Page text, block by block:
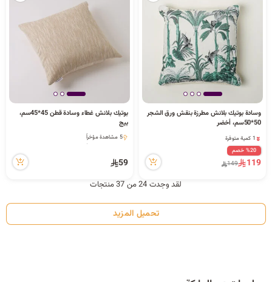
وسادة بوتيك بلانش مطرزة بنقش ورق الشجر
50*50سم، أخضر
1 كمية متوفرة
3 مشاهدة مؤخراً
1 كمية متوفرة
3 مشاهدة مؤخراً%20 خصم
119
149
بوتيك بلانش غطاء وسادة قطن 45*45سم،
بيج
5 مشاهدة مؤخراً
59
لقد وجدت 24 من 37 منتجات
تحميل المزيد